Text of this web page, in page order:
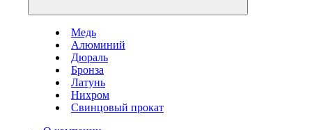
Медь
Алюминий
Дюраль
Бронза
Латунь
Нихром
Свинцовый прокат